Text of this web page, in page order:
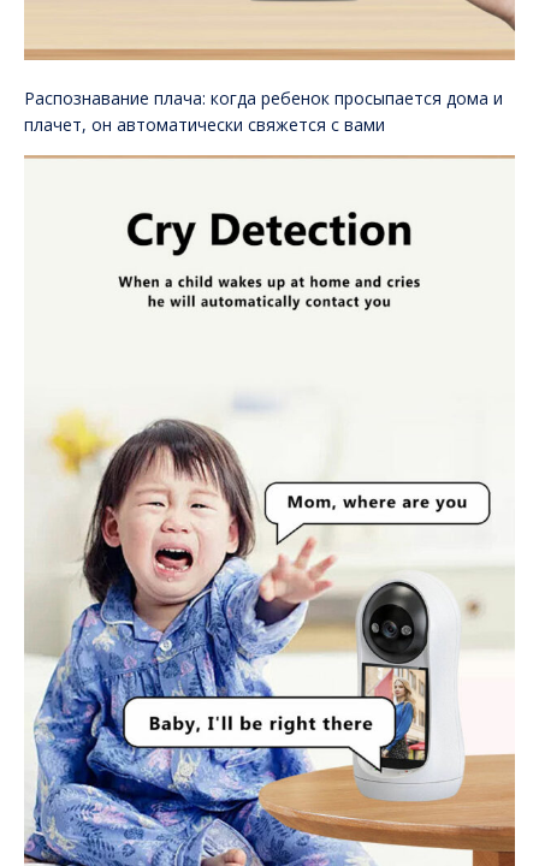
Распознавание плача: когда ребенок просыпается дома и
плачет, он автоматически свяжется с вами